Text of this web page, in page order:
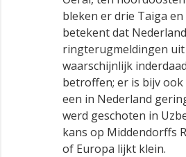
bleken er drie Taiga
betekent dat
ringterugmeldingen uit
waarschijnlijk
betroffen; er is bijv
een in Nederland
werd geschoten in
kans op Middendorffs
of Europa lijkt klein.